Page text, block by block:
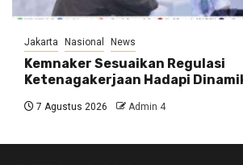
Jakarta Nasional News
Kemnaker Sesuaikan Regulasi
Ketenagakerjaan Hadapi
7 Agustus 2026 Admin 4